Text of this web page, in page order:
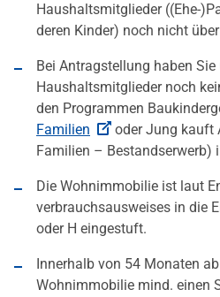
Haushaltsmitglieder ((Ehe-
deren Kinder) noch nicht
Bei Antragstellung haben Sie
Haushaltsmitglieder noch
den Programmen
Familien
oder Jung kauft
Familien – Bestandserwerb)
Die Wohnimmobilie ist laut
verbrauchsausweises in die
oder H eingestuft.
Innerhalb von 54 Monaten
Wohnimmobilie mind. einen